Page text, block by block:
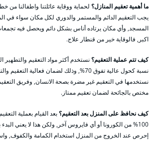
ما أهمية تعقيم المنازل؟ لحماية ووقاية عائلتنا واطفالنا من
يجب التعقيم الدائم والمستمر والدوري لكل مكان سواء في
المسجد, وأي مكان يرتاده أناس بشكل دائم ويحصل فيه
اكبر, فالوقاية خير من قنطار علاج.
كيف تتم عملية التعقيم؟ نستخدم أكثر مواد التعقيم والتطهير
نسبة كحول عالية تفوق 70%, وذلك لضمان فعالية
نستخدمها في التعقيم غير مضرة بصحة الانسان, وفريق
مختص بالجائحة لضمان تعقيم ممتاز.
كيف نحافظ على المنزل بعد التعقيم؟ بعد القيام بعملية
100% من الكورونا أو أي فايروس آخر, ولكن هذا لا يعني البدء
إحرص عند الخروج من المنزل استخدام الكمامة والكفوف,